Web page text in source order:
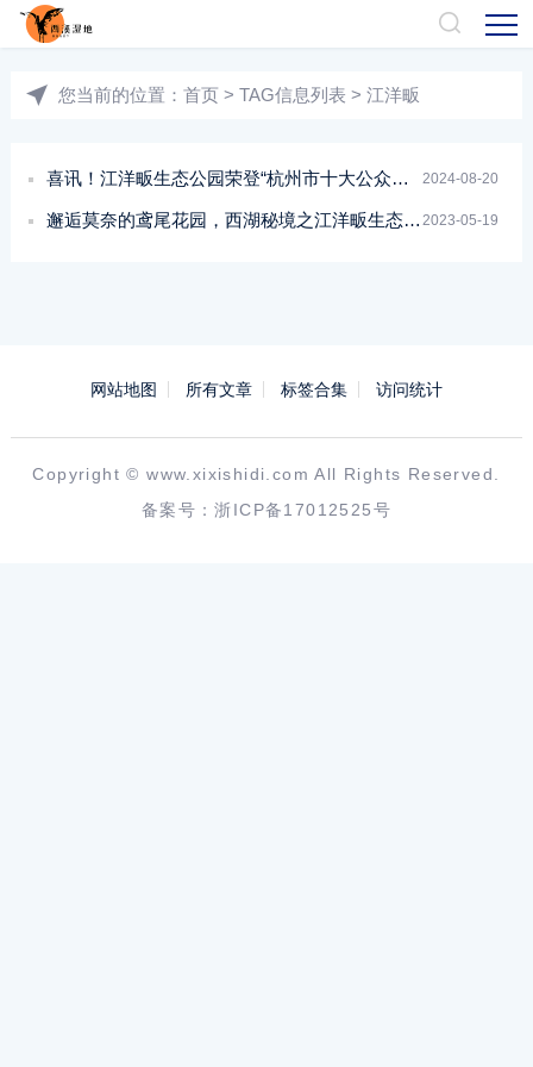
您当前的位置： 首页 > TAG信息列表 > 江洋畈
2024-08-20
喜讯！江洋畈生态公园荣登“杭州市十大公众开放精品线路”
2023-05-19
邂逅莫奈的鸢尾花园，西湖秘境之江洋畈生态公园
网站地图 所有文章 标签合集 访问统计
Copyright ©www.xixishidi.com All Rights Reserved.
备案号：浙ICP备17012525号